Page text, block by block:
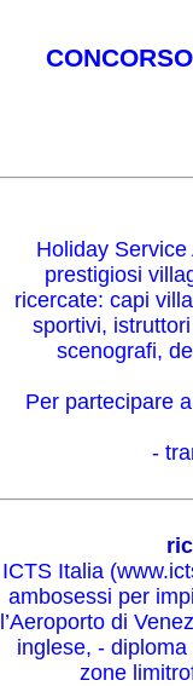
Holiday
prestigiosi
ricercate: capi
sportivi,
scenografi,
Per partecipare
-
ICTS Italia
ambosessi per
l’Aeroporto di
inglese, -
zone